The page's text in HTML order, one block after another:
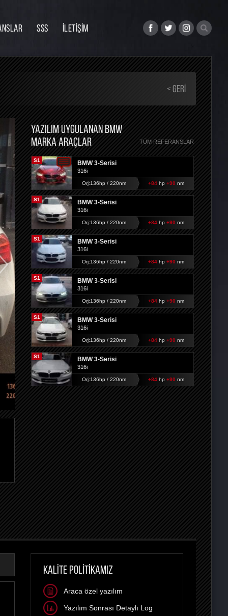
SSS İLETİŞİM
< GERI
YAZILIM UYGULANAN BMW
MARKA ARAÇLAR
TÜM REFERANSLAR
S1 BMW 3-Serisi
316i
Orj:136hp / 220nm +84hp +90 nm
S1 BMW 3-Serisi
316i
Orj:136hp / 220nm +84hp +90 nm
S1 BMW 3-Serisi
316i
Orj:136hp / 220nm +84hp +90 nm
S1 BMW 3-Serisi
316i
Orj:136hp / 220nm +84hp +90 nm
S1 BMW 3-Serisi
316i
Orj:136hp / 220nm +84hp +90 nm
S1 BMW 3-Serisi
316i
Orj:136hp / 220nm +84hp +90 nm
KALİTE POLİTİKAMIZ
Araca özel yazılım
Yazılım Sonrası Detaylı Log